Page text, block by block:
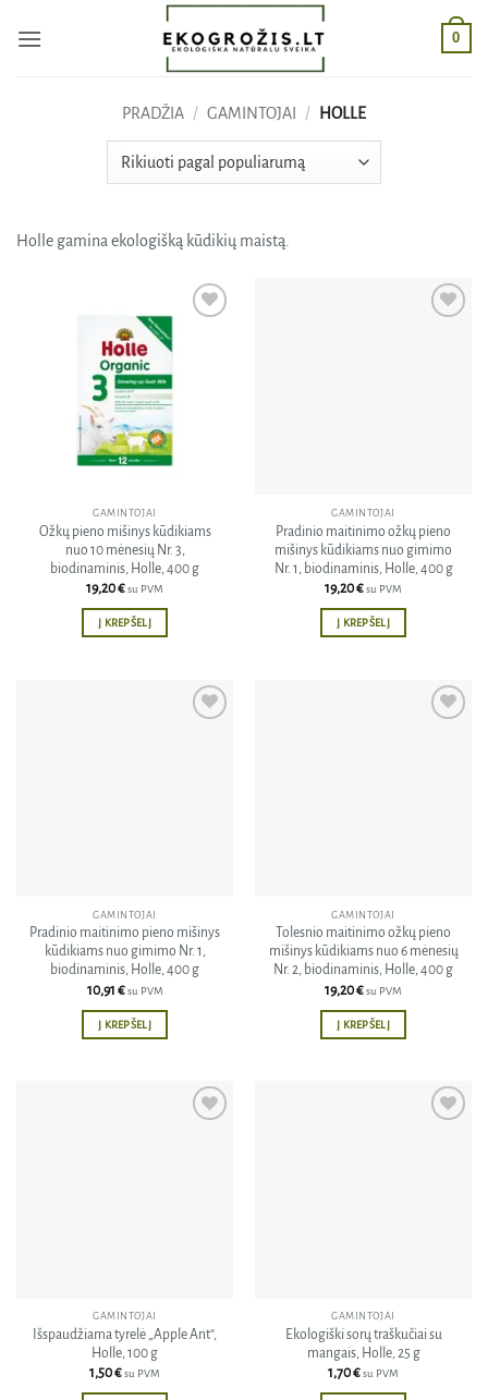
0
PRADŽIA / GAMINTOJAI / HOLLE
Holle gamina ekologišką kūdikių maistą.
GAMINTOJAI
Ožkų pieno mišinys kūdikiams
nuo 10 mėnesių Nr. 3,
biodinaminis, Holle, 400 g
19,20€su PVM
Į KREPŠELĮ
GAMINTOJAI
Pradinio maitinimo ožkų pieno
mišinys kūdikiams nuo gimimo
Nr. 1, biodinaminis, Holle, 400 g
19,20€su PVM
Į KREPŠELĮ
GAMINTOJAI
Pradinio maitinimo pieno mišinys
kūdikiams nuo gimimo Nr. 1,
biodinaminis, Holle, 400 g
10,91 € su PVM
Į KREPŠELĮ
GAMINTOJAI
Tolesnio maitinimo ožkų pieno
mišinys kūdikiams nuo 6 mėnesių
Nr. 2, biodinaminis, Holle, 400 g
19,20€su PVM
Į KREPŠELĮ
GAMINTOJAI
Išspaudžiama tyrelė „Apple Ant”,
Holle, 100 g
1,50€su PVM
GAMINTOJAI
Ekologiški sorų traškučiai su
mangais, Holle, 25 g
1,70€su PVM